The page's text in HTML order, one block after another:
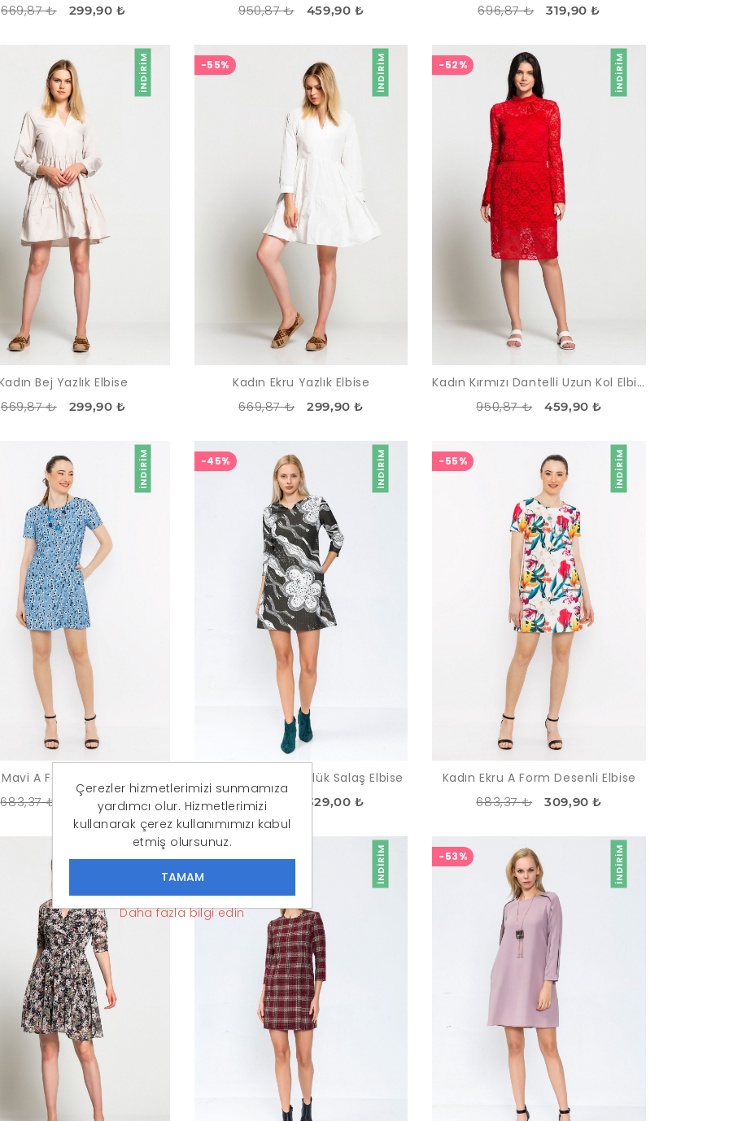
669,87 ₺ 299,90 ₺ 950,87 ₺ 459,90 ₺ 696,87 ₺ 319,90 ₺
İNDIRIM
Bej Yazlık Elbise
669,87 ₺ 299,90 ₺
İNDIRIM
-55%
Kadın Ekru Yazlık Elbise
669,87 ₺ 299,90 ₺
İNDIRIM
-52%
Kadın Kırmızı Dantelli Uzun Kol Elbise
950,87 ₺ 459,90 ₺
İNDIRIM
Mavi A Form Desenli Elbise
683,37 ₺ 309,90 ₺
İNDIRIM
-45%
Kadın Antrasit Günlük Salaş Elbise
599,00 ₺ 329,00 ₺
İNDIRIM
-55%
Kadın Ekru A Form Desenli Elbise
683,37 ₺ 309,90 ₺
İNDIRIM İNDIRIM
-23% İNDIRIM
-53%
Çerezler hizmetlerimizi sunmamıza
yardımcı olur. Hizmetlerimizi
kullanarak çerez kullanımımızı kabul
etmiş olursunuz.
Daha fazla bilgi edin